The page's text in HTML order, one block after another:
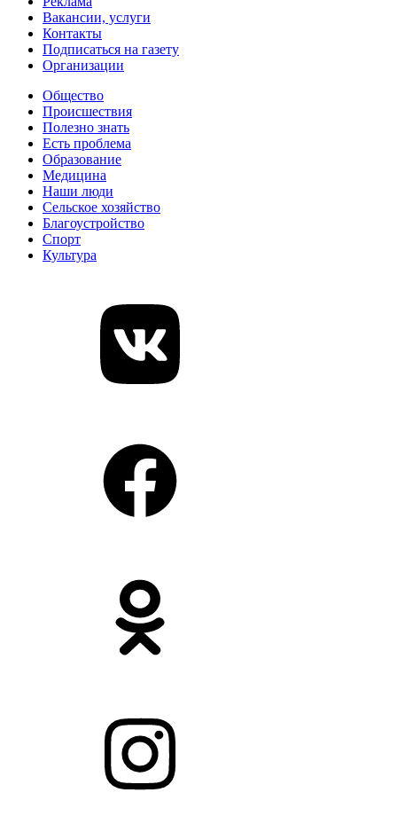
Вакансии, услуги
Контакты
Подписаться на газету
Организации
Общество
Происшествия
Полезно знать
Есть проблема
Образование
Медицина
Наши люди
Сельское хозяйство
Благоустройство
Спорт
Культура